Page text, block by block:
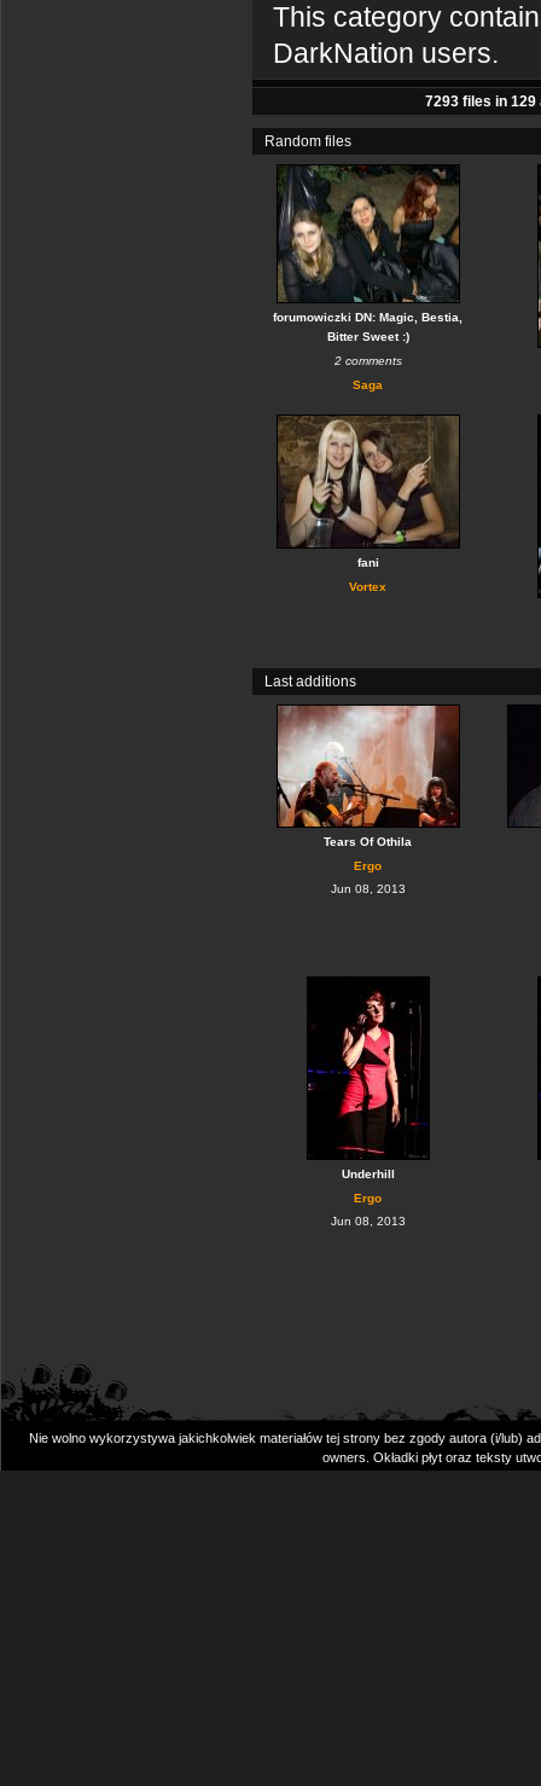
This category
DarkNation users.
7293files in 129
Random files
forumowiczki DN: Magic, Bestia,
Bitter Sweet :)
2 comments
Saga
fani
Vortex
Last additions
Tears Of Othila
Ergo
Jun 08, 2013
Underhill
Ergo
Jun 08, 2013
Nie wolno wykorzystywa jakichkolwiek materiałów tej strony bez zgody autora (i/lub)
owners. Okładki płyt oraz teksty